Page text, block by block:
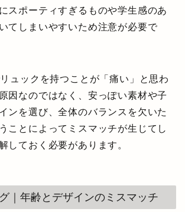
スポーティすぎるものや学生感のあ
てしまいやすいため注意が必要で
ュックを持つことが「痛い」と思わ
因なのではなく、安っぽい素材や子
ンを選び、全体のバランスを欠いた
ことによってミスマッチが生じてし
しておく必要があります。
｜年齢とデザインのミスマッチ